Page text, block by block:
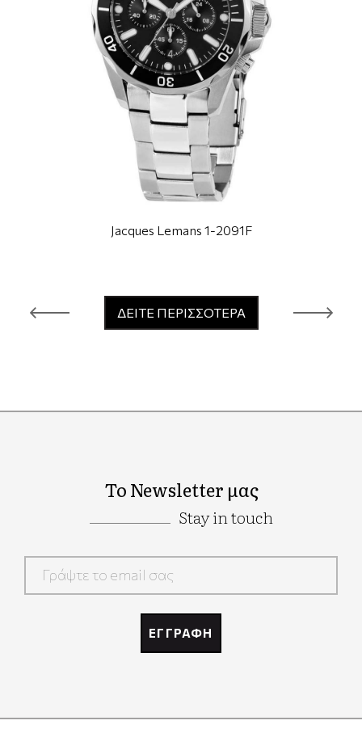
Jacques Lemans 1-2091F
ΔΕΙΤΕ ΠΕΡΙΣΣΟΤΕΡΑ
Το Newsletter μας
Stay in touch
ΕΓΓΡΑΦΗ